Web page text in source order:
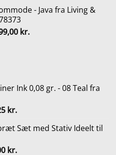
kr..
pris
er:
399,00 kr..
- Java fra Living &
kr.Den
Ink 0,08 gr. - 08 Teal fra
kr..
kr.Den
pris
176,25 kr..
Sæt med Stativ Ideelt til
kr.Den